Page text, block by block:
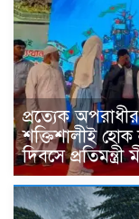
প্রত্যেক
শক্তিশালীই হোক
দিবসে প্রতিমন্ত্রী